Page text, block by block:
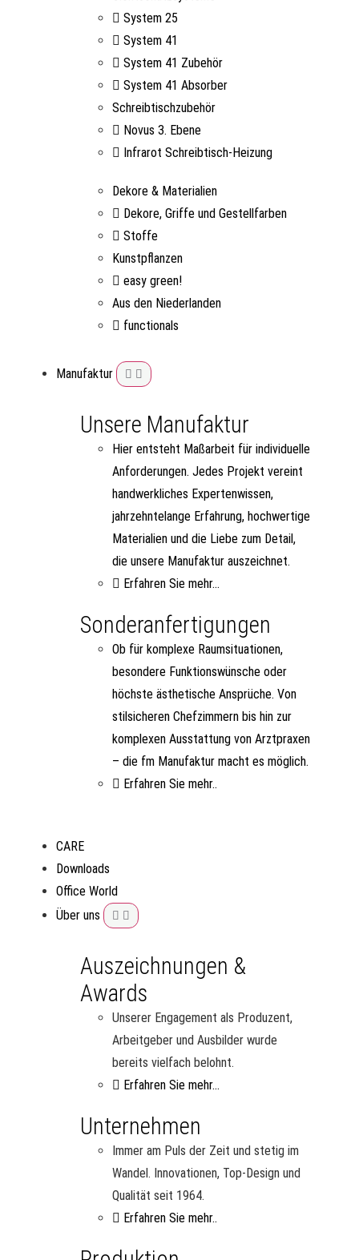
System 25
System 41
System 41 Zubehör
System 41 Absorber
Schreibtischzubehör
Novus 3. Ebene
Infrarot Schreibtisch-Heizung
Dekore & Materialien
Dekore, Griffe und Gestellfarben
Stoffe
Kunstpflanzen
easy green!
Aus den Niederlanden
functionals
Manufaktur
Unsere Manufaktur
Hier entsteht Maßarbeit für individuelle
Anforderungen. Jedes Projekt vereint
handwerkliches Expertenwissen,
jahrzehntelange Erfahrung, hochwertige
Materialien und die Liebe zum Detail,
die unsere Manufaktur auszeichnet.
Erfahren Sie mehr...
Sonderanfertigungen
Ob für komplexe Raumsituationen,
besondere Funktionswünsche oder
höchste ästhetische Ansprüche. Von
stilsicheren Chefzimmern bis hin zur
komplexen Ausstattung von Arztpraxen
– die fm Manufaktur macht es möglich.
Erfahren Sie mehr..
CARE
Downloads
Office World
Über uns
Auszeichnungen &
Awards
Unserer Engagement als Produzent,
Arbeitgeber und Ausbilder wurde
bereits vielfach belohnt.
Erfahren Sie mehr...
Unternehmen
Immer am Puls der Zeit und stetig im
Wandel. Innovationen, Top-Design und
Qualität seit 1964.
Erfahren Sie mehr..